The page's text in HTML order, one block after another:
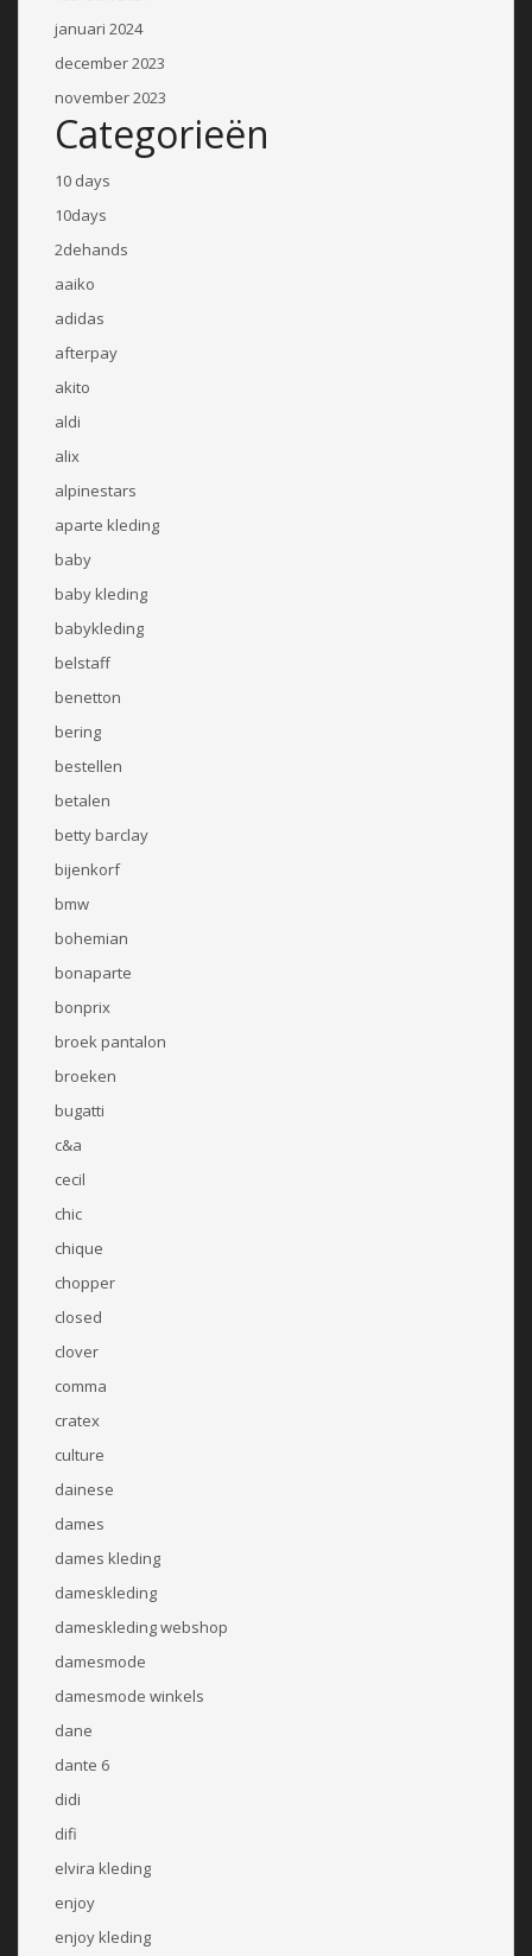
januari 2024
december 2023
november 2023
Categorieën
10 days
10days
2dehands
aaiko
adidas
afterpay
akito
aldi
alix
alpinestars
aparte kleding
baby
baby kleding
babykleding
belstaff
benetton
bering
bestellen
betalen
betty barclay
bijenkorf
bmw
bohemian
bonaparte
bonprix
broek pantalon
broeken
bugatti
c&a
cecil
chic
chique
chopper
closed
clover
comma
cratex
culture
dainese
dames
dames kleding
dameskleding
dameskleding webshop
damesmode
damesmode winkels
dane
dante 6
didi
difi
elvira kleding
enjoy
enjoy kleding